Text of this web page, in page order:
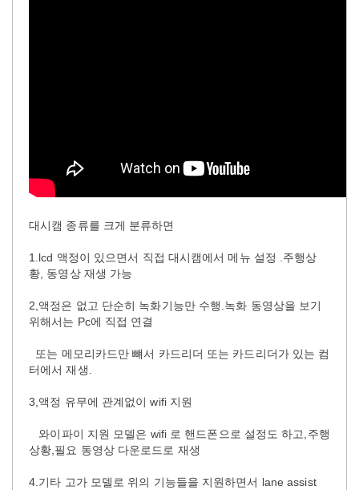
대시캠 종류를 크게 분류하면
1.lcd 액정이 있으면서 직접 대시캠에서 메뉴 설정 .주행상
황, 동영상 재생 가능
2,액정은 없고 단순히 녹화기능만 수행.녹화 동영상을 보기
위해서는 Pc에 직접 연결
또는 메모리카드만 뺴서 카드리더 또는 카드리더가 있는 컴
터에서 재생.
3,액정 유무에 관계없이 wifi 지원
와이파이 지원 모델은 wifi 로 핸드폰으로 설정도 하고,주행
상황,필요 동영상 다운로드로 재생
4.기타 고가 모델로 위의 기능들을 지원하면서 lane assist